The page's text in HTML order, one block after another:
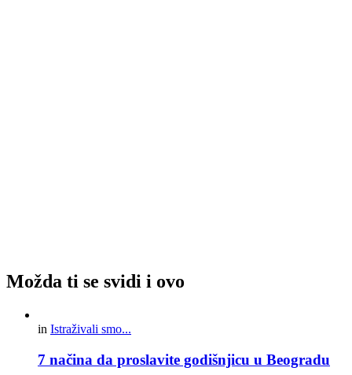
Možda ti se svidi i ovo
in Istraživali smo...
7 načina da proslavite godišnjicu u Beogradu